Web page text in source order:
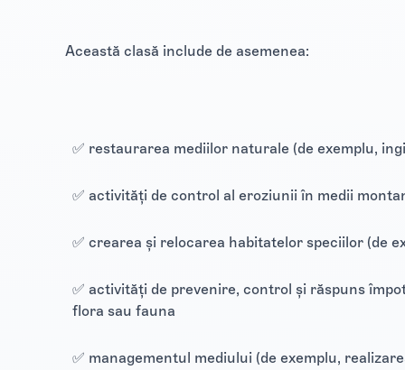
Această clasă include de asemenea:
✅ restaurarea mediilor naturale (de exemplu,
✅ activități de control al eroziunii în medii
✅ crearea și relocarea habitatelor speciilor (de
✅ activități de prevenire, control și răspuns
flora sau fauna
✅ managementul mediului (de exemplu,